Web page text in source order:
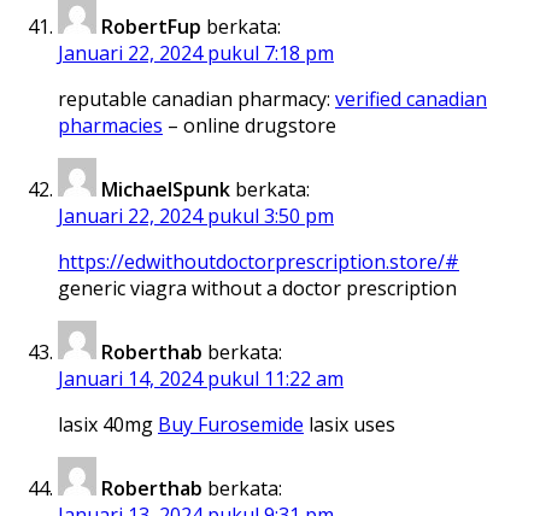
RobertFup berkata:
Januari 22, 2024 pukul 7:18 pm
reputable canadian pharmacy: verified canadian
pharmacies – online drugstore
MichaelSpunk berkata:
Januari 22, 2024 pukul 3:50 pm
https://edwithoutdoctorprescription.store/#
generic viagra without a doctor prescription
Roberthab berkata:
Januari 14, 2024 pukul 11:22 am
lasix 40mg Buy Furosemide lasix uses
Roberthab berkata: